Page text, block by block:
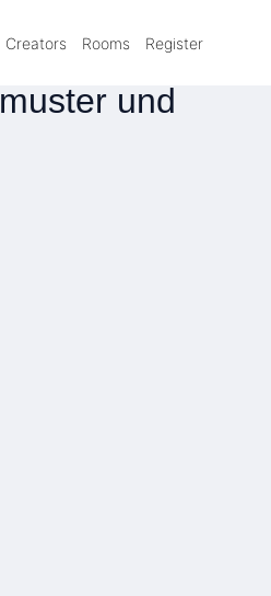
Creators Rooms Register
und